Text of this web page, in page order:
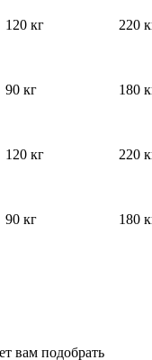
120 кг 220
90 кг 180
120 кг 220
90 кг 180
вам подобрать